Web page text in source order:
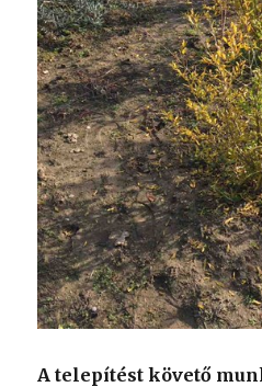
A telepítést követő